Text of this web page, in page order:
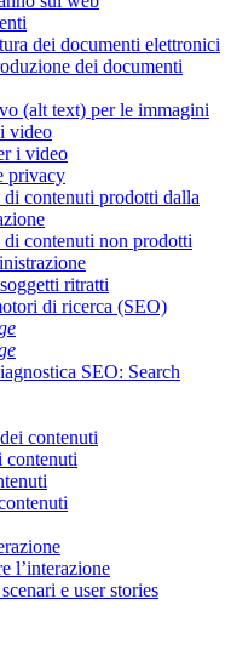
dei documenti elettronici
dei documenti
(alt text) per le immagini
video
i video
privacy
contenuti prodotti dalla
contenuti non prodotti
ritratti
di ricerca (SEO)
SEO: Search
contenuti
contenuti
l’interazione
e user stories